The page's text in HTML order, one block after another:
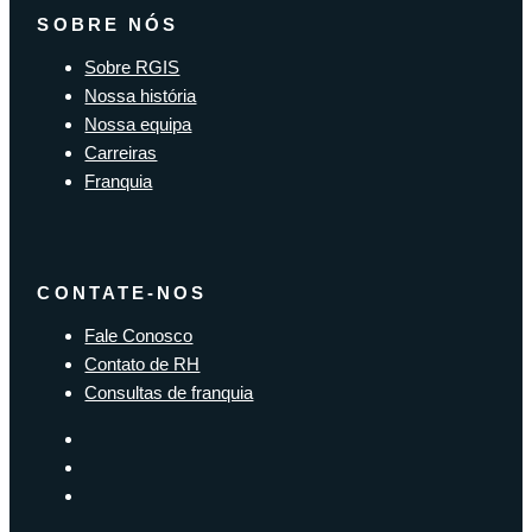
SOBRE NÓS
Sobre RGIS
Nossa história
Nossa equipa
Carreiras
Franquia
CONTATE-NOS
Fale Conosco
Contato de RH
Consultas de franquia